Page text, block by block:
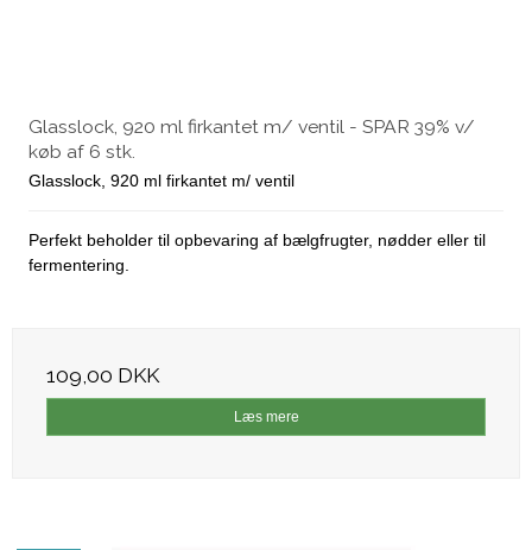
Glasslock, 920 ml firkantet m/ ventil - SPAR 39% v/
køb af 6 stk.
Glasslock, 920 ml firkantet m/ ventil
Perfekt beholder til opbevaring af bælgfrugter, nødder eller til
fermentering.
109,00 DKK
Læs mere